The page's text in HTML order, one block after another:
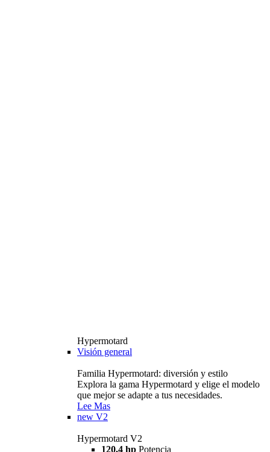
Hypermotard
Visión general
Familia Hypermotard: diversión y estilo
Explora la gama Hypermotard y elige el modelo
que mejor se adapte a tus necesidades.
Lee Mas
new V2
Hypermotard V2
120,4 hp Potencia